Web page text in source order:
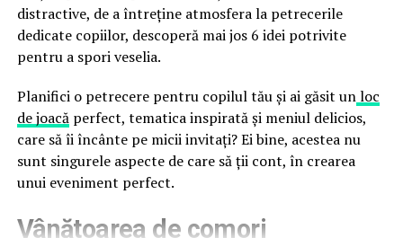
unic 1911.
Campaniile identificate în ultimele săptămâni folosesc
false de streaming, coduri QR malițioase și mesaje care
promit bilete, rambursări, premii sau acces gratuit la
meciuri. FBI a emis în luna mai un avertisment privind
site-urile care clonează platforma oficială prin
modificări minore ale denumirii domeniului, precum
a colecta date personale și bancare.
distractive, de a întreține atmosfera la petrecerile
dedicate copiilor, descoperă mai jos 6 idei potrivite
pentru a spori veselia.
Planifici o petrecere pentru copilul tău și ai găsit unloc
de joacăperfect, tematica inspirată și meniul delicios,
care să îi încânte pe micii invitați? Ei bine, acestea nu
sunt singurele aspecte de care să ții cont, în crearea
unui eveniment perfect.
Vânătoarea de comori